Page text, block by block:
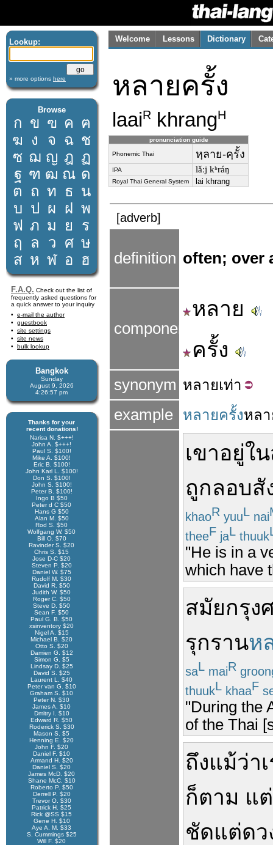
Lookup:
» more options here
Browse
ก ข ฃ ค ฅ
ฆ ง จ ฉ ช
ซ ฌ ญ ฎ ฏ
ฐ ฑ ฒ ณ ด
ต ถ ท ธ น
บ ป ผ ฝ พ
ฟ ภ ม ย
ร
ฤ
ล ว ศ ษ
ส ห ฬ อ ฮ
F.A.Q. Check out the list of
frequently asked questions for
a quick answer to your inquiry
e-mail the author
guestbook
site settings
site news
bulk lookup
Bangkok
Sunday
August 9, 2026
4:26:58 pm
Thanks for your
recent donations!
Narisa N. $+++!
John A. $+++!
Paul S. $100!
Mike A. $100!
Eric B. $100!
John Karl L. $100!
Don S. $100!
John S. $100!
Peter B. $100!
Ingo B $50
Peter d C $50
Hans G $50
Alan M. $50
Rod S. $50
Wolfgang W. $50
Bill O. $70
Ravinder S. $20
Chris S. $15
Jose D-C $20
Steven P. $20
Daniel W. $75
Rudolf M. $30
David R. $50
Judith W. $50
Roger C. $50
Steve D. $50
Sean F. $50
Paul G. B. $50
xsinventory $20
Nigel A. $15
Michael B. $20
Otto S. $20
Damien G. $12
Simon G. $5
Lindsay D. $25
David S. $25
Laurent L. $40
Peter van G. $10
Graham S. $10
Peter N. $30
James A. $10
Dmitry I. $10
Edward R. $50
Roderick S. $30
Mason S. $5
Henning E. $20
John F. $20
Daniel F. $10
Armand H. $20
Daniel S. $20
James McD. $20
Shane McC. $10
Roberto P. $50
Derrell P. $20
Trevor O. $30
Patrick H. $25
Rick @SS $15
Gene H. $10
Aye A. M. $33
S. Cummings $25
Will F. $20
Welcome Lessons Dictionary
หลายครั้ง
laaiR khrangH
pronunciation guide
Phonemic Thai หฺลาย-คฺรั้ง
IPA lǎːj kʰráŋ
Royal Thai General System lai khrang
[adverb]
definition often; over
components
หลาย
ครั้ง
synonym หลายเท่า
example หลายครั้งหล
เขาอยู่ใน
ถูกลอบสั
khaoR yuuL nai
theeF jaL thuuk
"He is in a
which have
สมัยกรุง
รุกรานห
saL maiR
thuukL khaaF
"During the
of the Thai
ถึงแม้ว่า
ก็ตาม แต่
ชัดแต่ดว